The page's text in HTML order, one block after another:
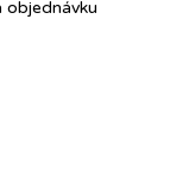
objednávku